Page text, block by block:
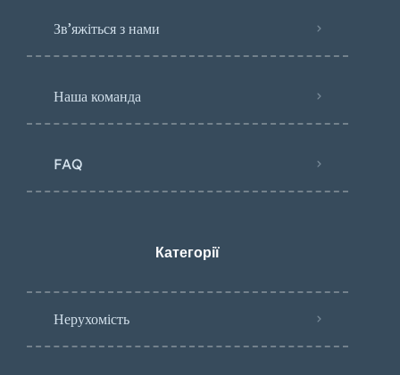
Зв’яжіться з нами
Наша команда
FAQ
Категорії
Нерухомість